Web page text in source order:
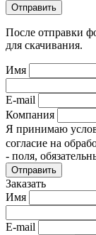
Отправить
После отправки
для скачивания.
Имя
E-mail
Компания
Я принимаю
согласие на
- поля,
Отправить
Заказать
Имя
E-mail